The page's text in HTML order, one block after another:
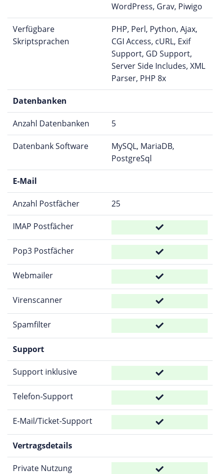
WordPress, Grav, Piwigo
Verfügbare
Skriptsprachen
PHP, Perl, Python, Ajax,
CGI Access, cURL, Exif
Support, GD Support,
Server Side Includes, XML
Parser, PHP 8x
Datenbanken
Anzahl Datenbanken 5
Datenbank Software
MySQL, MariaDB,
PostgreSql
E-Mail
Anzahl Postfächer 25
IMAP Postfächer
Pop3 Postfächer
Webmailer
Virenscanner
Spamfilter
Support
Support inklusive
Telefon-Support
E-Mail/Ticket-Support
Vertragsdetails
Private Nutzung